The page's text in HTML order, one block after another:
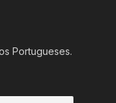
Portugueses.